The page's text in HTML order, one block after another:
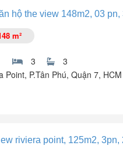
sân tennis, ...
hộ the view 148m2, 03
m²
3
3
Point, P.Tân Phú, Quận 7, HCM
Hưng. Căn hộ đã hoàn
Mỹ Hưng, cực kỳ thoáng
riviera point, 125m2,